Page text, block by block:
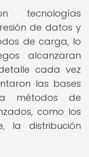
tecnologías
de datos y
de carga, lo
alcanzaran
cada vez
las bases
métodos de
como los
la distribución